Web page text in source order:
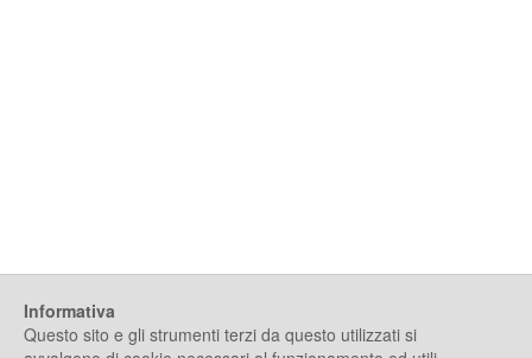
Informativa
Questo sito e gli strumenti terzi da questo utilizzati si